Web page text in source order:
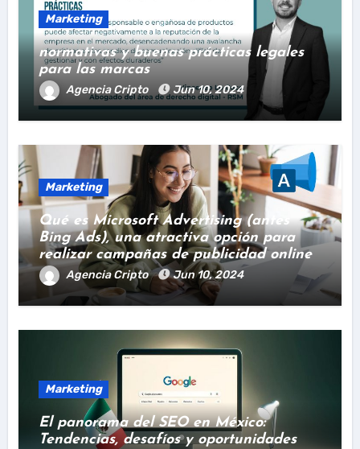
Marketing
normativas y buenas prácticas legales
para las marcas
Agencia Cripto Jun 10, 2024
Marketing
Qué es Microsoft Advertising (antes
Bing Ads), una atractiva opción para
realizar campañas de publicidad online
Agencia Cripto Jun 10, 2024
Marketing
El panorama del SEO en México:
Tendencias, desafíos y oportunidades